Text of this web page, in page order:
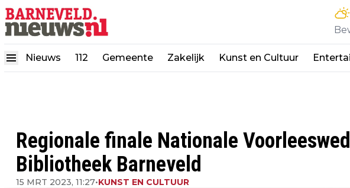
Nieuws 112 Gemeente Zakelijk Kunst en Cultuur
Regionale finale Nationale
Bibliotheek Barneveld
15 MRT 2023, 11:27•KUNST EN CULTUUR